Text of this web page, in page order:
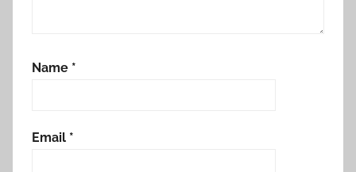
Name *
Email *